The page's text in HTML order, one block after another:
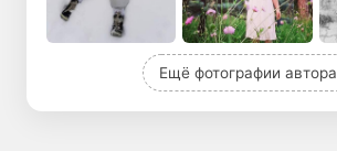
Ещё фотографии автора